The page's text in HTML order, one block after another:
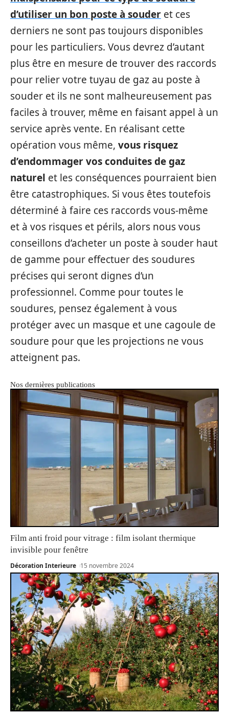
d’utiliser un bon poste à souder et ces
derniers ne sont pas toujours disponibles
pour les particuliers. Vous devrez d’autant
plus être en mesure de trouver des raccords
pour relier votre tuyau de gaz au poste à
souder et ils ne sont malheureusement pas
faciles à trouver, même en faisant appel à un
service après vente. En réalisant cette
opération vous même, vous risquez
d’endommager vos conduites de gaz
naturel et les conséquences pourraient bien
être catastrophiques. Si vous êtes toutefois
déterminé à faire ces raccords vous-même
et à vos risques et périls, alors nous vous
conseillons d’acheter un poste à souder haut
de gamme pour effectuer des soudures
précises qui seront dignes d’un
professionnel. Comme pour toutes le
soudures, pensez également à vous
protéger avec un masque et une cagoule de
soudure pour que les projections ne vous
atteignent pas.
Nos dernières publications
Film anti froid pour vitrage : film isolant thermique
invisible pour fenêtre
Décoration Interieure 15 novembre 2024